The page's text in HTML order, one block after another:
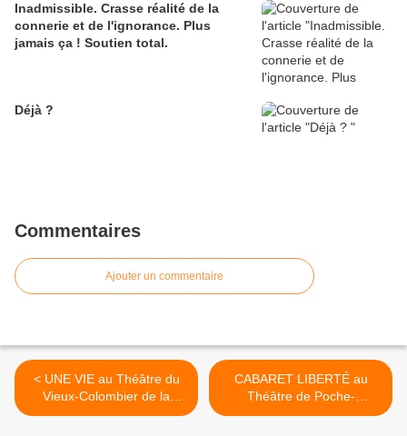
Inadmissible. Crasse réalité de la
connerie et de l'ignorance. Plus
jamais ça ! Soutien total.
Déjà ?
Commentaires
Ajouter un commentaire
< UNE VIE au Théâtre du
Vieux-Colombier de la
Comédie-Française
CABARET LIBERTÉ au
Théâtre de Poche-
Montparnasse >